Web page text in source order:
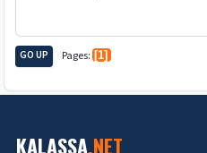
GO UP Pages 1
KALASSA.NET